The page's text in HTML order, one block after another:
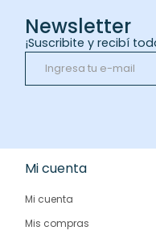
Newsletter
¡Suscribite y recibí
Mi cuenta
Mi cuenta
Mis compras